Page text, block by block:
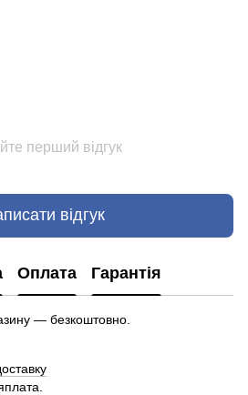
перший відгук
відгук
Оплата Гарантія
— безкоштовно.